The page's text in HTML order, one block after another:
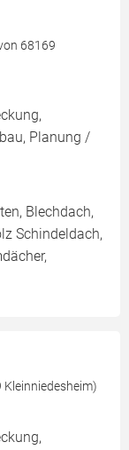
68169
Planung /
Blechdach,
Schindeldach,